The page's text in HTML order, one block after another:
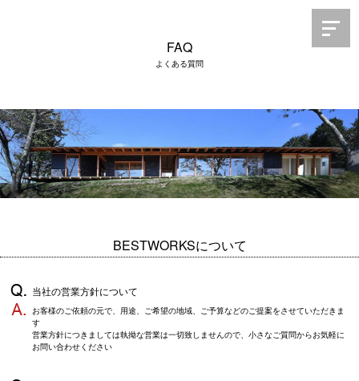
FAQ
よくある質問
BESTWORKSについて
当社の営業方針について
お客様のご依頼の元で、用途、ご希望の地域、ご予算などのご提案をさせていただきま
す
営業方針につきましては執拗な営業は一切致しませんので、小さなご質問からお気軽に
お問い合わせください